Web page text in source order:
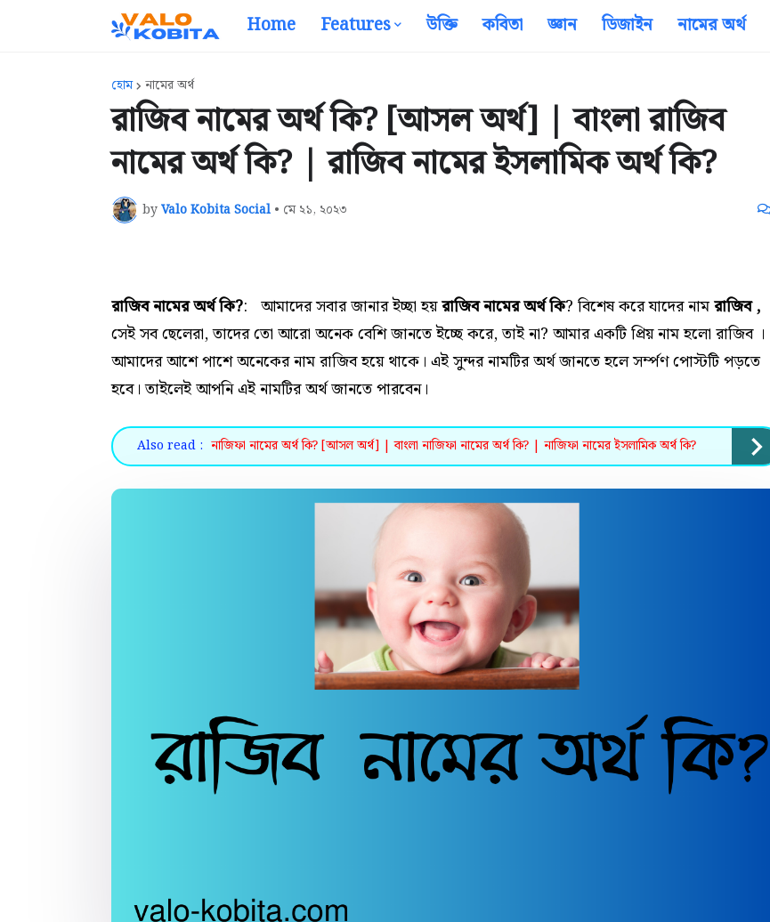
Home Features উক্তি কবিতা জ্ঞান ডিজাইন নামের অর্থ
হোম নামের অর্থ
রাজিব নামের অর্থ কি? [আসল অর্থ] | বাংলা রাজিব
নামের অর্থ কি? | রাজিব নামের ইসলামিক অর্থ কি?
byValo Kobita Social • মে ২১, ২০২৩
রাজিব নামের অর্থ কি?: আমাদের সবার জানার ইচ্ছা হয়রাজিব নামের অর্থ কি? বিশেষ করে যাদের নামরাজিব ,
সেই সব ছেলেরা,তাদের তো আরো অনেক বেশি জানতে ইচ্ছে করে, তাই না? আমার একটি প্রিয় নাম হলো রাজিব ।
আমাদের আশে পাশে অনেকের নাম রাজিব হয়ে থাকে। এই সুন্দর নামটির অর্থ জানতে হলেসর্ম্পণপোস্টটি পড়তে
হবে। তাইলেই আপনি এই নামটির অর্থ জানতে পারবেন।
Also read : নাজিফা নামের অর্থ কি? [আসল অর্থ] | বাংলা নাজিফা নামের অর্থ কি? | নাজিফা নামের ইসলামিক অর্থ কি?